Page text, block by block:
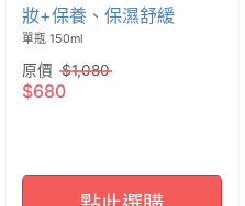
妝+保養、保濕舒緩
單瓶 150ml
原價 $1,080
$680